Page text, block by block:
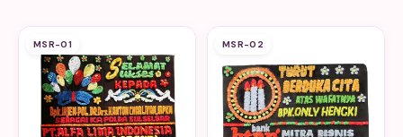
MSR-01 MSR-02